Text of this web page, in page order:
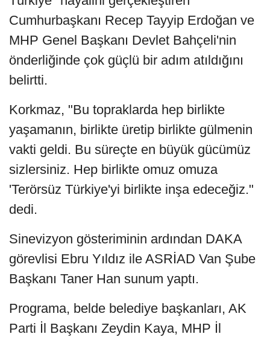
Cumhurbaşkanı Recep Tayyip Erdoğan ve
MHP Genel Başkanı Devlet Bahçeli'nin
önderliğinde çok güçlü bir adım atıldığını
belirtti.
Korkmaz, "Bu topraklarda hep birlikte
yaşamanın, birlikte üretip birlikte gülmenin
vakti geldi. Bu süreçte en büyük gücümüz
sizlersiniz. Hep birlikte omuz omuza
'Terörsüz Türkiye'yi birlikte inşa edeceğiz."
dedi.
Sinevizyon gösteriminin ardından DAKA
görevlisi Ebru Yıldız ile ASRİAD Van Şube
Başkanı Taner Han sunum yaptı.
Programa, belde belediye başkanları, AK
Parti İl Başkanı Zeydin Kaya, MHP İl